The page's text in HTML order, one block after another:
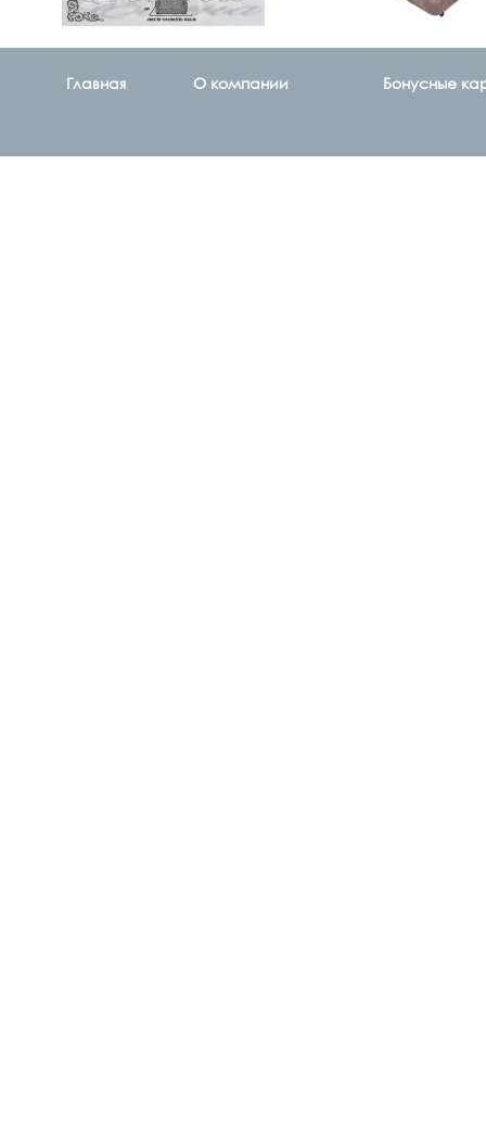
Главная О компании Бонусные